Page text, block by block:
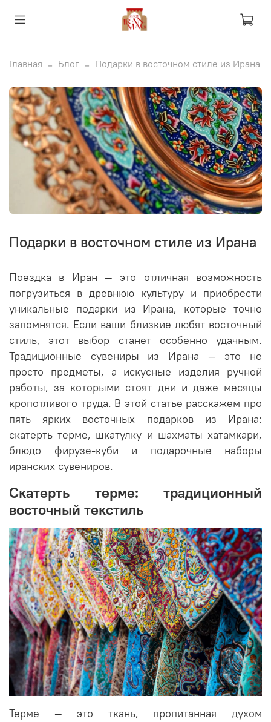
Главная Блог Подарки в восточном стиле из Ирана
Подарки в восточном стиле из Ирана
Поездка в Иран — это отличная возможность
погрузиться в древнюю культуру и приобрести
уникальные подарки из Ирана, которые точно
запомнятся. Если ваши близкие любят восточный
стиль, этот выбор станет особенно удачным.
Традиционные сувениры из Ирана — это не
просто предметы, а искусные изделия ручной
работы, за которыми стоят дни и даже месяцы
кропотливого труда. В этой статье расскажем про
пять ярких восточных подарков из Ирана:
скатерть терме, шкатулку и шахматы хатамкари,
блюдо фирузе-куби и подарочные наборы
иранских сувениров.
Скатерть терме: традиционный
восточный текстиль
Терме — это ткань, пропитанная духом